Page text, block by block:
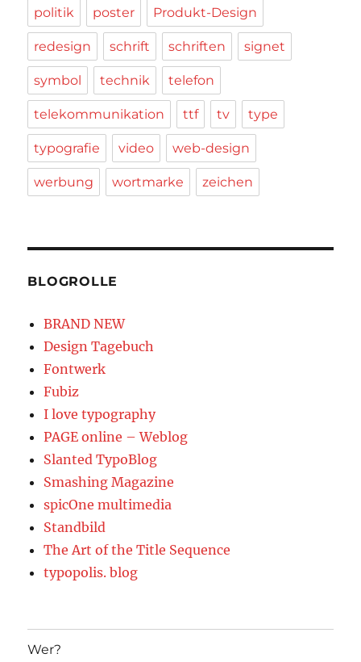
politik poster Produkt-Design
redesign schrift schriften signet
symbol technik telefon
telekommunikation ttf tv type
typografie video web-design
werbung wortmarke zeichen
BLOGROLLE
BRAND NEW
Design Tagebuch
Fontwerk
Fubiz
I love typography
PAGE online – Weblog
Slanted TypoBlog
Smashing Magazine
spicOne multimedia
Standbild
The Art of the Title Sequence
typopolis. blog
Wer?